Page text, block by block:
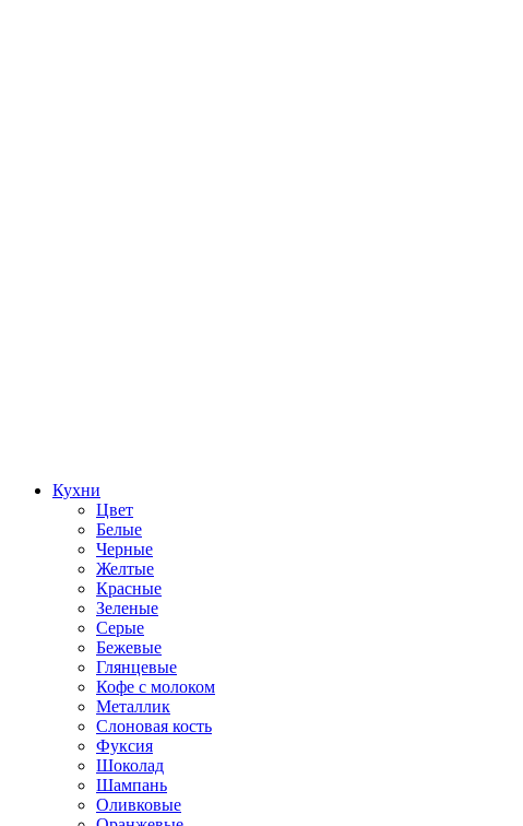
Кухни
Цвет
Белые
Черные
Желтые
Красные
Зеленые
Серые
Бежевые
Глянцевые
Кофе с молоком
Металлик
Слоновая кость
Фуксия
Шоколад
Шампань
Оливковые